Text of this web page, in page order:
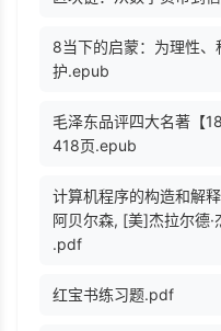
8当下的启蒙：为理性
护.epub
毛泽东品评四大名著【
418页.epub
计算机程序的构造和解
阿贝尔森, [美]杰拉尔德
.pdf
红宝书练习题.pdf